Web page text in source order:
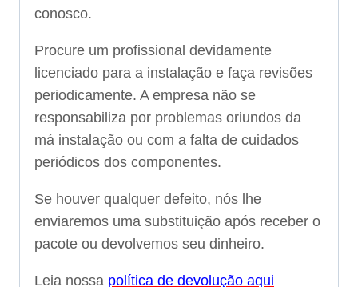
conosco.
Procure um profissional devidamente
licenciado para a instalação e faça revisões
periodicamente. A empresa não se
responsabiliza por problemas oriundos da
má instalação ou com a falta de cuidados
periódicos dos componentes.
Se houver qualquer defeito, nós lhe
enviaremos uma substituição após receber o
pacote ou devolvemos seu dinheiro.
Leia nossa política de devolução aqui